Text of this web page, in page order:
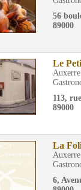
56
89000
Le
Auxerre
113,
89000
La
Auxerre
6,